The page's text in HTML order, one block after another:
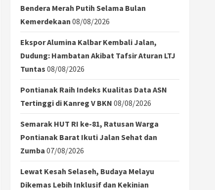
Bendera Merah Putih Selama Bulan
Kemerdekaan 08/08/2026
Ekspor Alumina Kalbar Kembali Jalan,
Dudung: Hambatan Akibat Tafsir Aturan LTJ
Tuntas 08/08/2026
Pontianak Raih Indeks Kualitas Data ASN
Tertinggi di Kanreg V BKN 08/08/2026
Semarak HUT RI ke-81, Ratusan Warga
Pontianak Barat Ikuti Jalan Sehat dan
Zumba 07/08/2026
Lewat Kesah Selaseh, Budaya Melayu
Dikemas Lebih Inklusif dan Kekinian